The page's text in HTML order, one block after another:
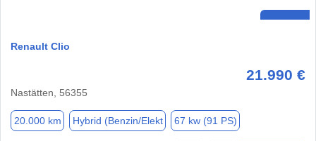
Renault Clio
21.990 €
Nastätten, 56355
20.000 km Hybrid (Benzin/Elekt 67 kw (91 PS)